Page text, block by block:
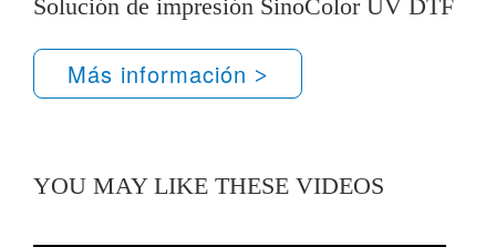
Solución de impresión SinoColor UV DTF
Más información
YOU MAY LIKE THESE VIDEOS